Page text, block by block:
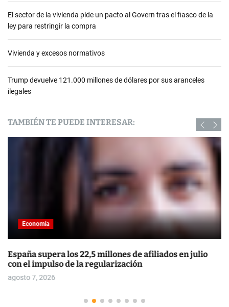
El sector de la vivienda pide un pacto al Govern tras el fiasco de la
ley para restringir la compra
Vivienda y excesos normativos
Trump devuelve 121.000 millones de dólares por sus aranceles
ilegales
TAMBIÉN TE PUEDE INTERESAR:
Economía
España supera los 22,5 millones de afiliados en julio
con el impulso de la regularización
agosto 7, 2026